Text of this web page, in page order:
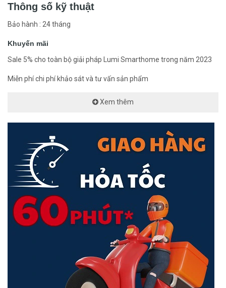
những kịch bản chiếu sáng khác nhau trên Smartphone. Đặc biệt,
đèn Spotlight của Lumi giúp bạn trải nghiệm một ngôi nhà thông
minh với trọn vẹn cảm xúc sống.
Thông Số Kỹ Thuật
Thông số kỹ thuật
Bảo hành : 24 tháng
Khuyến mãi
Sale 5% cho toàn bộ giải pháp Lumi Smarthome trong năm 2023
Miễn phí chi phí khảo sát và tư vấn sản phẩm
Xem thêm